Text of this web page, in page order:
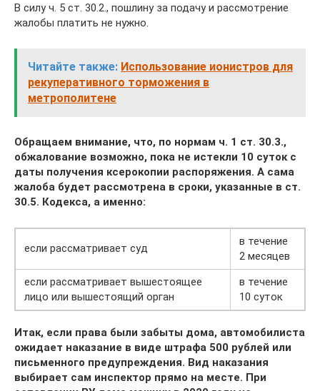
В силу ч. 5 ст. 30.2., пошлину за подачу и рассмотрение
жалобы платить не нужно.
Читайте также: Использование ионистров для
рекуперативного торможения в
метрополитене
Обращаем внимание, что, по нормам ч. 1 ст. 30.3.,
обжалование возможно, пока не истекли 10 суток с
даты получения ксерокопии распоряжения. А сама
жалоба будет рассмотрена в сроки, указанные в ст.
30.5. Кодекса, а именно:
если рассматривает суд
в течение
2 месяцев
если рассматривает вышестоящее
лицо или вышестоящий орган
в течение
10 суток
Итак, если права были забыты дома, автомобилиста
ожидает наказание в виде штрафа 500 рублей или
письменного предупреждения. Вид наказания
выбирает сам инспектор прямо на месте. При